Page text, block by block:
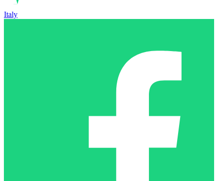
Italy